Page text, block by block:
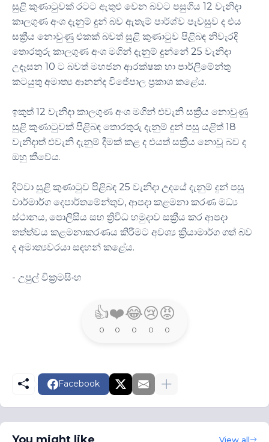
සුළි කුණාටුවක් රටට ඇතුළු වෙන බවට පසුගිය 12 වැනිදා
කාලගුණ අංශ දැනුම් දුන් බව ඇතැම් පාර්ශ්ව පැවසුව ද එය
සක්‍රීය නොවුණු එකක් බවත් සුළි කුණාටුව පිළිබඳ නිවැරදි
තොරතුරු කාලගුණ අංශ මගින් දැනුම් දුන්නේ 25 වැනිදා
උදෑසන 10 ට බවත් මහජන ආරක්ෂක හා පාර්ලිමේන්තු
කටයුතු අමාත්‍ය ආනන්ද විජේපාල ප්‍රකාශ කළේය.
ඉකුත් 12 වැනිදා කාලගුණ අංශ මගින් එවැනි සක්‍රීය නොවුණු
සුළි කුණාටුවක් පිළිබඳ තොරතුරු දැනුම් දුන් පසු යළිත් 18
වැනිදාත් එවැනි දැනුම් දීමක් කළ ද එයත් සක්‍රීය නොවූ බව ද
ඔහු කීවේය.
දිට්වා සුළි කුණාටුව පිළිබඳ 25 වැනිදා උදයේ දැනුම් දුන් පසු
වාර්මාර්ග දෙපාර්තමේන්තුව, ආපදා කළමනා කරණ මධ්‍ය
ස්ථානය, පොලිසිය සහ ත්‍රිවිධ හමුදාව සක්‍රීය කර ආපදා
තත්ත්වය කළමනාකරණය කිරීමට අවශ්‍ය ක්‍රියාමාර්ග ගත් බව
ද අමාත්‍යවරයා සඳහන් කළේය.
- උපුල් වික්‍රමසිංහ
👍
0
❤️
0
😂
0
😢
0
😡
0
Facebook
View all